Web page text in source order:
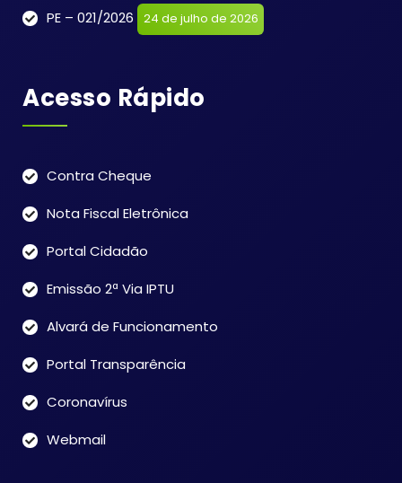
PE – 021/2026 24 de julho de 2026
Acesso Rápido
Contra Cheque
Nota Fiscal Eletrônica
Portal Cidadão
Emissão 2ª Via IPTU
Alvará de Funcionamento
Portal Transparência
Coronavírus
Webmail